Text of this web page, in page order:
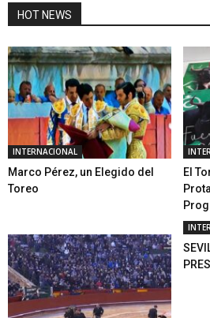
HOT NEWS
INTERNACIONAL
Marco Pérez, un Elegido del
Toreo
El